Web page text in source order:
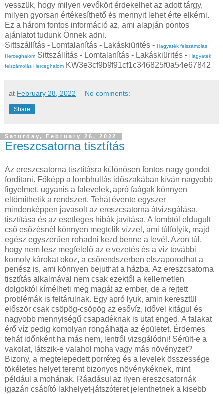
vesszük, hogy milyen vevőkört érdekelhet az adott tárgy,
milyen gyorsan értékesíthető és mennyit lehet érte elkérni.
Ez a három fontos információ az, ami alapján pontos
ajánlatot tudunk Önnek adni.
Sittszállítás - Lomtalanítás - Lakáskiürités - Hagyaték felszámolás
Herceghalom Sittszállítás - Lomtalanítás - Lakáskiürités - Hagyaték
felszámolás Herceghalom KW3e3cf9b9f91cf1c346825f0a54e67842
at February 28, 2022 No comments:
Share
Saturday, February 26, 2022
Ereszcsatorna tisztítás
Az ereszcsatorna tisztításra különösen fontos nagy gondot
fordítani. Főképp a lombhullás időszakában kíván nagyobb
figyelmet, ugyanis a falevelek, apró faágak könnyen
eltömíthetik a rendszert. Tehát évente egyszer
mindenképpen javasolt az ereszcsatorna átvizsgálása,
tisztítása és az esetleges hibák javítása. A lombtól eldugult
cső esőzésnél könnyen megtelik vízzel, ami túlfolyik, majd
egész egyszerűen rohadni kezd benne a levél. Azon túl,
hogy nem lesz megfelelő az elvezetés és a víz további
komoly károkat okoz, a csőrendszerben elszaporodhat a
penész is, ami könnyen bejuthat a házba. Az ereszcsatorna
tisztítás alkalmával nem csak ezektől a kellemetlen
dolgoktól kímélheti meg magát az ember, de a rejtett
problémák is feltárulnak. Egy apró lyuk, amin keresztül
először csak csöpög-csöpög az esővíz, idővel kitágul és
nagyobb mennyiségű csapadéknak is utat enged. A falakat
érő víz pedig komolyan rongálhatja az épületet. Érdemes
tehát időnként ha más nem, lentről vizsgálódni! Sérült-e a
vakolat, látszik-e valahol moha vagy más növényzet?
Bizony, a megtelepedett porréteg és a levelek összessége
tökéletes helyet teremt bizonyos növénykéknek, mint
például a mohának. Ráadásul az ilyen ereszcsatornák
igazán csábító lakhelyet-játszóteret jelenthetnek a kisebb